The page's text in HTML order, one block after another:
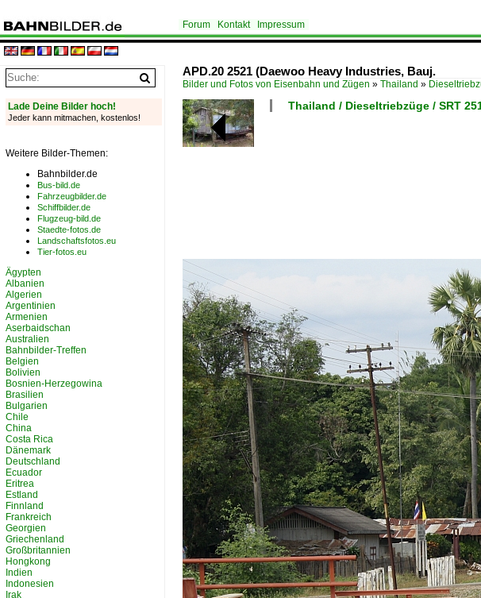
Forum Kontakt Impressum
APD.20 2521 (Daewoo Heavy Industries, Bauj.
Bilder und Fotos von Eisenbahn und Zügen » Thailand »
Thailand / Dieseltriebzüge / SRT
Lade Deine Bilder hoch!
Jeder kann mitmachen, kostenlos!
Weitere Bilder-Themen:
Bahnbilder.de
Bus-bild.de
Fahrzeugbilder.de
Schiffbilder.de
Flugzeug-bild.de
Staedte-fotos.de
Landschaftsfotos.eu
Tier-fotos.eu
Ägypten
Albanien
Algerien
Argentinien
Armenien
Aserbaidschan
Australien
Bahnbilder-Treffen
Belgien
Bolivien
Bosnien-Herzegowina
Brasilien
Bulgarien
Chile
China
Costa Rica
Dänemark
Deutschland
Ecuador
Eritrea
Estland
Finnland
Frankreich
Georgien
Griechenland
Großbritannien
Hongkong
Indien
Indonesien
Irak